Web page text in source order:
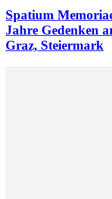
Spatium
Jahre Gedenken
Graz, Steiermark